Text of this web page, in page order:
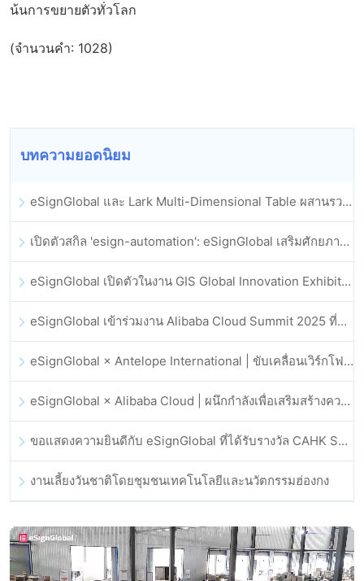
น้นการขยายตัวทั่วโลก
(จำนวนคำ: 1028)
บทความยอดนิยม
eSignGlobal และ Lark Multi-Dimensional Table ผสานรวมกันอย่างเป็นทางการ: การลงนามและการเก็บถาวรสัญญาอิเล็กทรอนิกส์แบบอัตโนมัติเต็มรูปแบบ
เปิดตัวสกิล 'esign-automation': eSignGlobal เสริมศักยภาพให้ OpenClaw ด้วยลายเซ็นอิเล็กทรอนิกส์อัตโนมัติ
eSignGlobal เปิดตัวในงาน GIS Global Innovation Exhibition 2025
eSignGlobal เข้าร่วมงาน Alibaba Cloud Summit 2025 ที่ฮ่องกง เพื่อขับเคลื่อนนวัตกรรมคลาวด์ที่ขับเคลื่อนด้วย AI และความเชื่อมั่นทางดิจิทัล
eSignGlobal × Antelope International | ขับเคลื่อนเวิร์กโฟลดิจิทัลที่ปลอดภัยและขับเคลื่อนด้วย AI
eSignGlobal × Alibaba Cloud | ผนึกกำลังเพื่อเสริมสร้างความเชื่อมั่นดิจิทัลระดับโลกสำหรับฟินเทค
ขอแสดงความยินดีกับ eSignGlobal ที่ได้รับรางวัล CAHK STAR Award 2025
งานเลี้ยงวันชาติโดยชุมชนเทคโนโลยีและนวัตกรรมฮ่องกง